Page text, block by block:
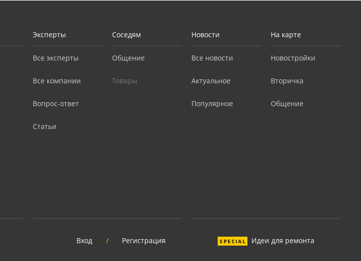
Эксперты
Все эксперты
Все компании
Вопрос-ответ
Статьи
Соседям
Общение
Товары
Новости
Все новости
Актуальное
Популярное
На карте
Новостройки
Вторичка
Общение
Вход / Регистрация SPECIAL Идеи для ремонта